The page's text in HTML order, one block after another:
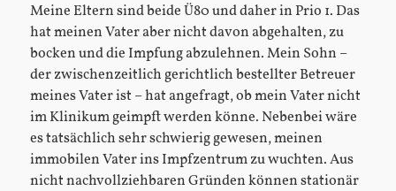
Meine Eltern sind beide Ü80 und daher in Prio 1. Das
hat meinen Vater aber nicht davon abgehalten, zu
bocken und die Impfung abzulehnen. Mein Sohn –
der zwischenzeitlich gerichtlich bestellter Betreuer
meines Vater ist – hat angefragt, ob mein Vater nicht
im Klinikum geimpft werden könne. Nebenbei wäre
es tatsächlich sehr schwierig gewesen, meinen
immobilen Vater ins Impfzentrum zu wuchten. Aus
nicht nachvollziehbaren Gründen können stationär